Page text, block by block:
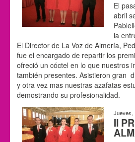
El
abril
la
El Director de La Voz de Almería,
fue el encargado de repartir los
ofreció un cóctel en lo que nuestros
también presentes. Asistieron gran
y otra vez mas nuestras azafatas
demostrando su profesionalidad.
Jueves,
II